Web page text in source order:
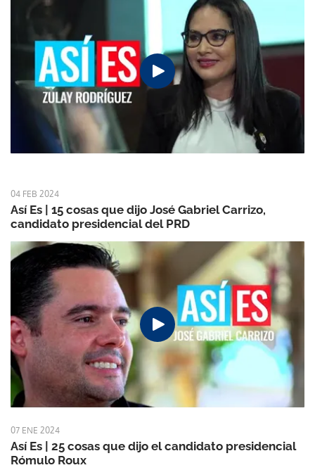
04 FEB 2024
Así Es | 15 cosas que dijo José Gabriel Carrizo,
candidato presidencial del PRD
07 ENE 2024
Así Es | 25 cosas que dijo el candidato presidencial
Rómulo Roux